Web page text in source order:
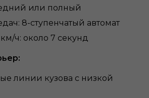
или полный
8-ступенчатый автомат
ч: около 7 секунд
линии кузова с низкой